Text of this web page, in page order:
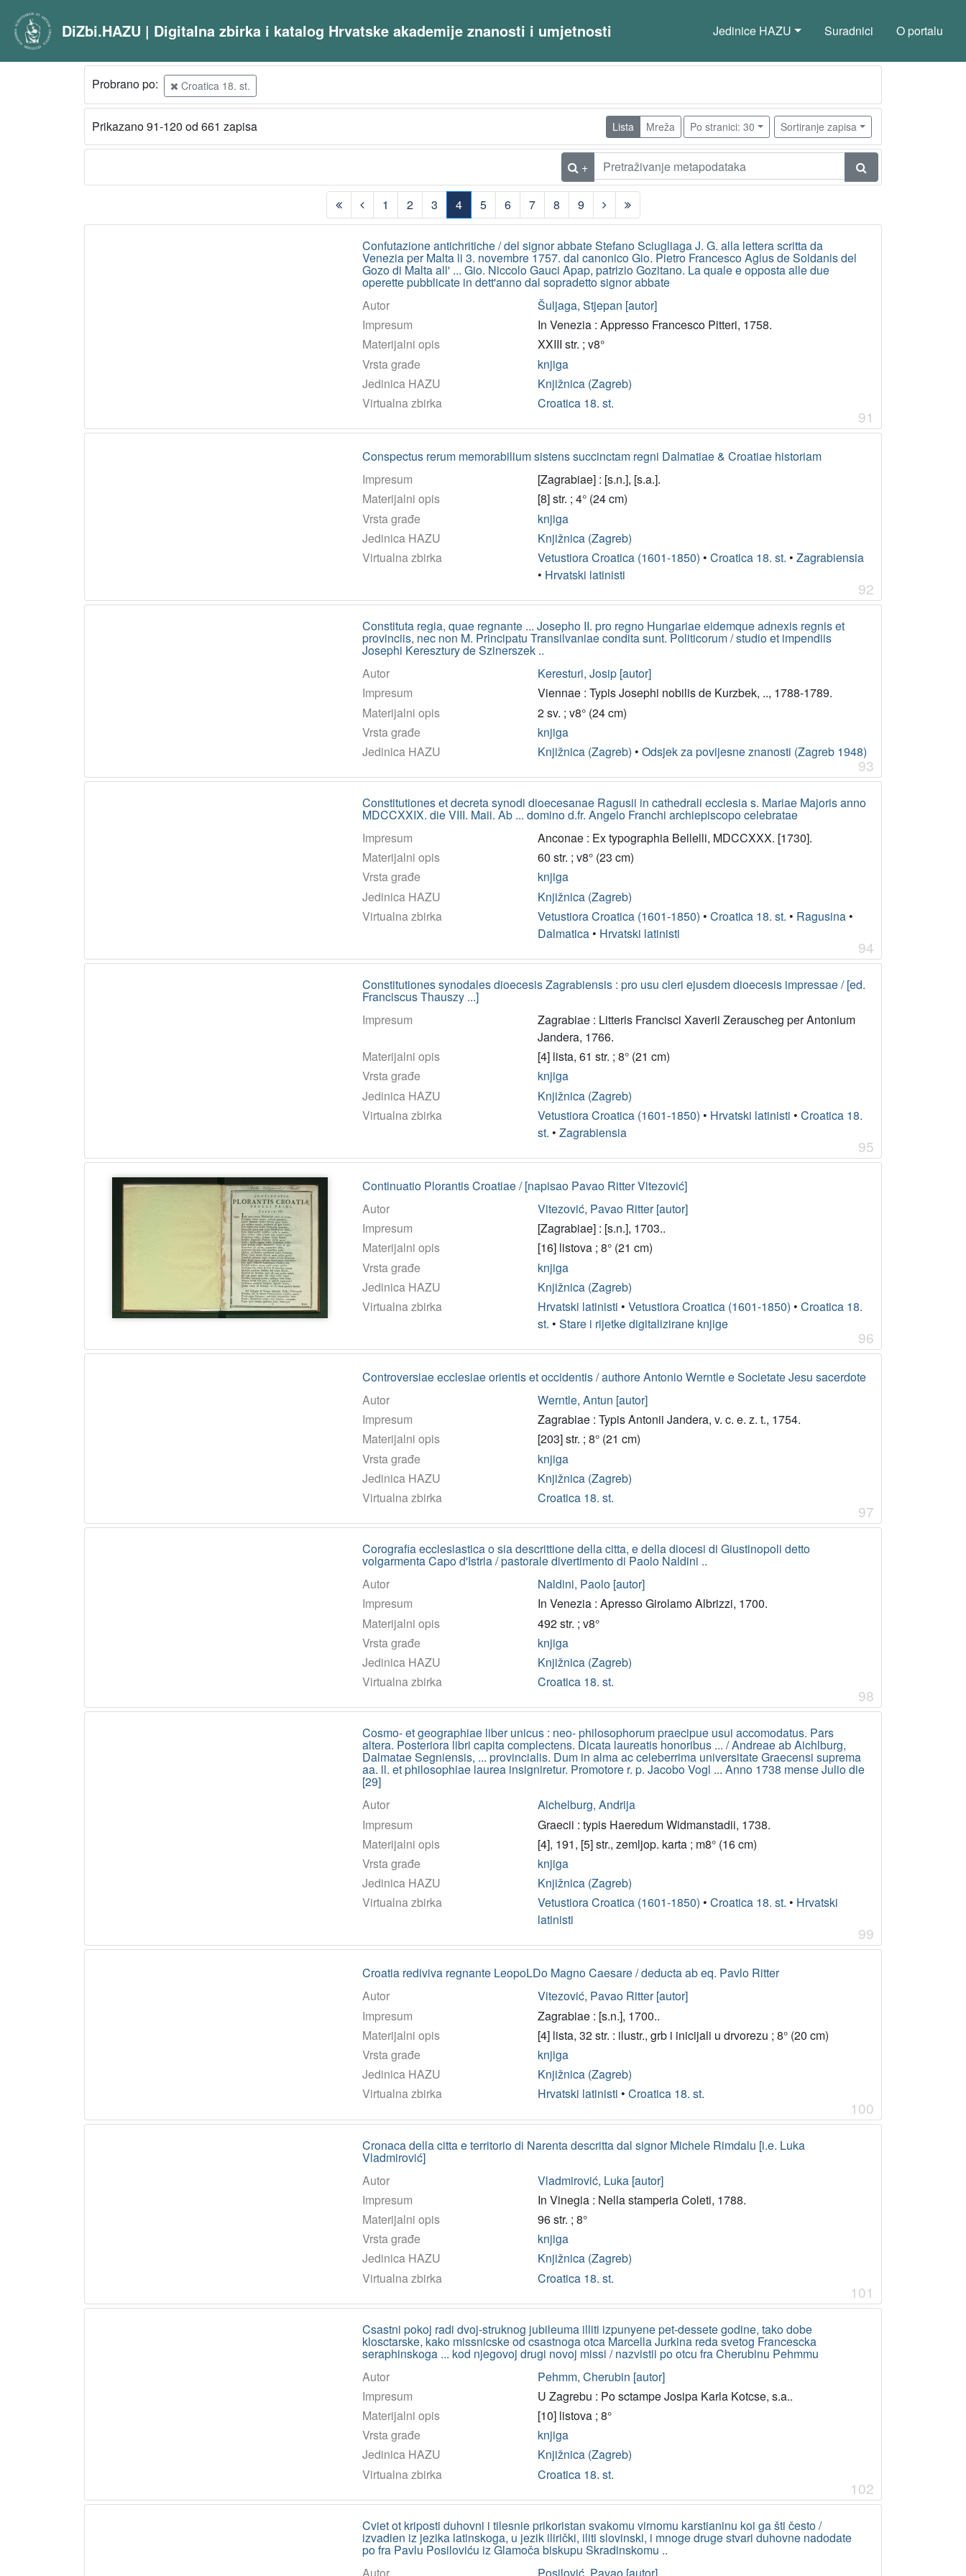
DiZbi.HAZU | Digitalna zbirka i katalog Hrvatske akademije znanosti i umjetnosti Jedinice HAZU Suradnici O portalu
Probrano po: Croatica 18. st.
Prikazano 91-120 od 661 zapisa Lista Mreža Po stranici: 30 Sortiranje zapisa
+
1 2 3
4
(current)
5 6 7 8 9
Confutazione antichritiche / del signor abbate Stefano Sciugliaga J. G. alla lettera scritta da
Venezia per Malta li 3. novembre 1757. dal canonico Gio. Pietro Francesco Agius de Soldanis del
Gozo di Malta all' ... Gio. Niccolo Gauci Apap, patrizio Gozitano. La quale e opposta alle due
operette pubblicate in dett'anno dal sopradetto signor abbate
Autor
Šuljaga, Stjepan [autor]
Impresum
In Venezia : Appresso Francesco Pitteri, 1758.
Materijalni opis
XXIII str. ; v8°
Vrsta građe
knjiga
Jedinica HAZU
Knjižnica (Zagreb)
Virtualna zbirka
Croatica 18. st.
91
Conspectus rerum memorabilium sistens succinctam regni Dalmatiae & Croatiae historiam
Impresum
[Zagrabiae] : [s.n.], [s.a.].
Materijalni opis
[8] str. ; 4° (24 cm)
Vrsta građe
knjiga
Jedinica HAZU
Knjižnica (Zagreb)
Virtualna zbirka
Vetustiora Croatica (1601-1850) • Croatica 18. st. • Zagrabiensia
• Hrvatski latinisti
92
Constituta regia, quae regnante ... Josepho II. pro regno Hungariae eidemque adnexis regnis et
provinciis, nec non M. Principatu Transilvaniae condita sunt. Politicorum / studio et impendiis
Josephi Keresztury de Szinerszek ..
Autor
Keresturi, Josip [autor]
Impresum
Viennae : Typis Josephi nobilis de Kurzbek, .., 1788-1789.
Materijalni opis
2 sv. ; v8° (24 cm)
Vrsta građe
knjiga
Jedinica HAZU
Knjižnica (Zagreb) • Odsjek za povijesne znanosti (Zagreb 1948)
93
Constitutiones et decreta synodi dioecesanae Ragusii in cathedrali ecclesia s. Mariae Majoris anno
MDCCXXIX. die VIII. Maii. Ab ... domino d.fr. Angelo Franchi archiepiscopo celebratae
Impresum
Anconae : Ex typographia Bellelli, MDCCXXX. [1730].
Materijalni opis
60 str. ; v8° (23 cm)
Vrsta građe
knjiga
Jedinica HAZU
Knjižnica (Zagreb)
Virtualna zbirka
Vetustiora Croatica (1601-1850) • Croatica 18. st. • Ragusina •
Dalmatica • Hrvatski latinisti
94
Constitutiones synodales dioecesis Zagrabiensis : pro usu cleri ejusdem dioecesis impressae / [ed.
Franciscus Thauszy ...]
Impresum
Zagrabiae : Litteris Francisci Xaverii Zerauscheg per Antonium
Jandera, 1766.
Materijalni opis
[4] lista, 61 str. ; 8° (21 cm)
Vrsta građe
knjiga
Jedinica HAZU
Knjižnica (Zagreb)
Virtualna zbirka
Vetustiora Croatica (1601-1850) • Hrvatski latinisti • Croatica 18.
st. • Zagrabiensia
95
Continuatio Plorantis Croatiae / [napisao Pavao Ritter Vitezović]
Autor
Vitezović, Pavao Ritter [autor]
Impresum
[Zagrabiae] : [s.n.], 1703..
Materijalni opis
[16] listova ; 8° (21 cm)
Vrsta građe
knjiga
Jedinica HAZU
Knjižnica (Zagreb)
Virtualna zbirka
Hrvatski latinisti • Vetustiora Croatica (1601-1850) • Croatica 18.
st. • Stare i rijetke digitalizirane knjige
96
Controversiae ecclesiae orientis et occidentis / authore Antonio Werntle e Societate Jesu sacerdote
Autor
Werntle, Antun [autor]
Impresum
Zagrabiae : Typis Antonii Jandera, v. c. e. z. t., 1754.
Materijalni opis
[203] str. ; 8° (21 cm)
Vrsta građe
knjiga
Jedinica HAZU
Knjižnica (Zagreb)
Virtualna zbirka
Croatica 18. st.
97
Corografia ecclesiastica o sia descrittione della citta, e della diocesi di Giustinopoli detto
volgarmenta Capo d'Istria / pastorale divertimento di Paolo Naldini ..
Autor
Naldini, Paolo [autor]
Impresum
In Venezia : Apresso Girolamo Albrizzi, 1700.
Materijalni opis
492 str. ; v8°
Vrsta građe
knjiga
Jedinica HAZU
Knjižnica (Zagreb)
Virtualna zbirka
Croatica 18. st.
98
Cosmo- et geographiae liber unicus : neo- philosophorum praecipue usui accomodatus. Pars
altera. Posteriora libri capita complectens. Dicata laureatis honoribus ... / Andreae ab Aichlburg,
Dalmatae Segniensis, ... provincialis. Dum in alma ac celeberrima universitate Graecensi suprema
aa. ll. et philosophiae laurea insigniretur. Promotore r. p. Jacobo Vogl ... Anno 1738 mense Julio die
[29]
Autor
Aichelburg, Andrija
Impresum
Graecii : typis Haeredum Widmanstadii, 1738.
Materijalni opis
[4], 191, [5] str., zemljop. karta ; m8° (16 cm)
Vrsta građe
knjiga
Jedinica HAZU
Knjižnica (Zagreb)
Virtualna zbirka
Vetustiora Croatica (1601-1850) • Croatica 18. st. • Hrvatski
latinisti
99
Croatia rediviva regnante LeopoLDo Magno Caesare / deducta ab eq. Pavlo Ritter
Autor
Vitezović, Pavao Ritter [autor]
Impresum
Zagrabiae : [s.n.], 1700..
Materijalni opis
[4] lista, 32 str. : ilustr., grb i inicijali u drvorezu ; 8° (20 cm)
Vrsta građe
knjiga
Jedinica HAZU
Knjižnica (Zagreb)
Virtualna zbirka
Hrvatski latinisti • Croatica 18. st.
100
Cronaca della citta e territorio di Narenta descritta dal signor Michele Rimdalu [i.e. Luka
Vladmirović]
Autor
Vladmirović, Luka [autor]
Impresum
In Vinegia : Nella stamperia Coleti, 1788.
Materijalni opis
96 str. ; 8°
Vrsta građe
knjiga
Jedinica HAZU
Knjižnica (Zagreb)
Virtualna zbirka
Croatica 18. st.
101
Csastni pokoj radi dvoj-struknog jubileuma illiti izpunyene pet-dessete godine, tako dobe
klosctarske, kako missnicske od csastnoga otca Marcella Jurkina reda svetog Francescka
seraphinskoga ... kod njegovoj drugi novoj missi / nazvistii po otcu fra Cherubinu Pehmmu
Autor
Pehmm, Cherubin [autor]
Impresum
U Zagrebu : Po sctampe Josipa Karla Kotcse, s.a..
Materijalni opis
[10] listova ; 8°
Vrsta građe
knjiga
Jedinica HAZU
Knjižnica (Zagreb)
Virtualna zbirka
Croatica 18. st.
102
Cviet ot kriposti duhovni i tilesnie prikoristan svakomu virnomu karstianinu koi ga šti često /
izvadien iz jezika latinskoga, u jezik ilirički, iliti slovinski, i mnoge druge stvari duhovne nadodate
po fra Pavlu Posiloviću iz Glamoča biskupu Skradinskomu ..
Autor
Posilović, Pavao [autor]